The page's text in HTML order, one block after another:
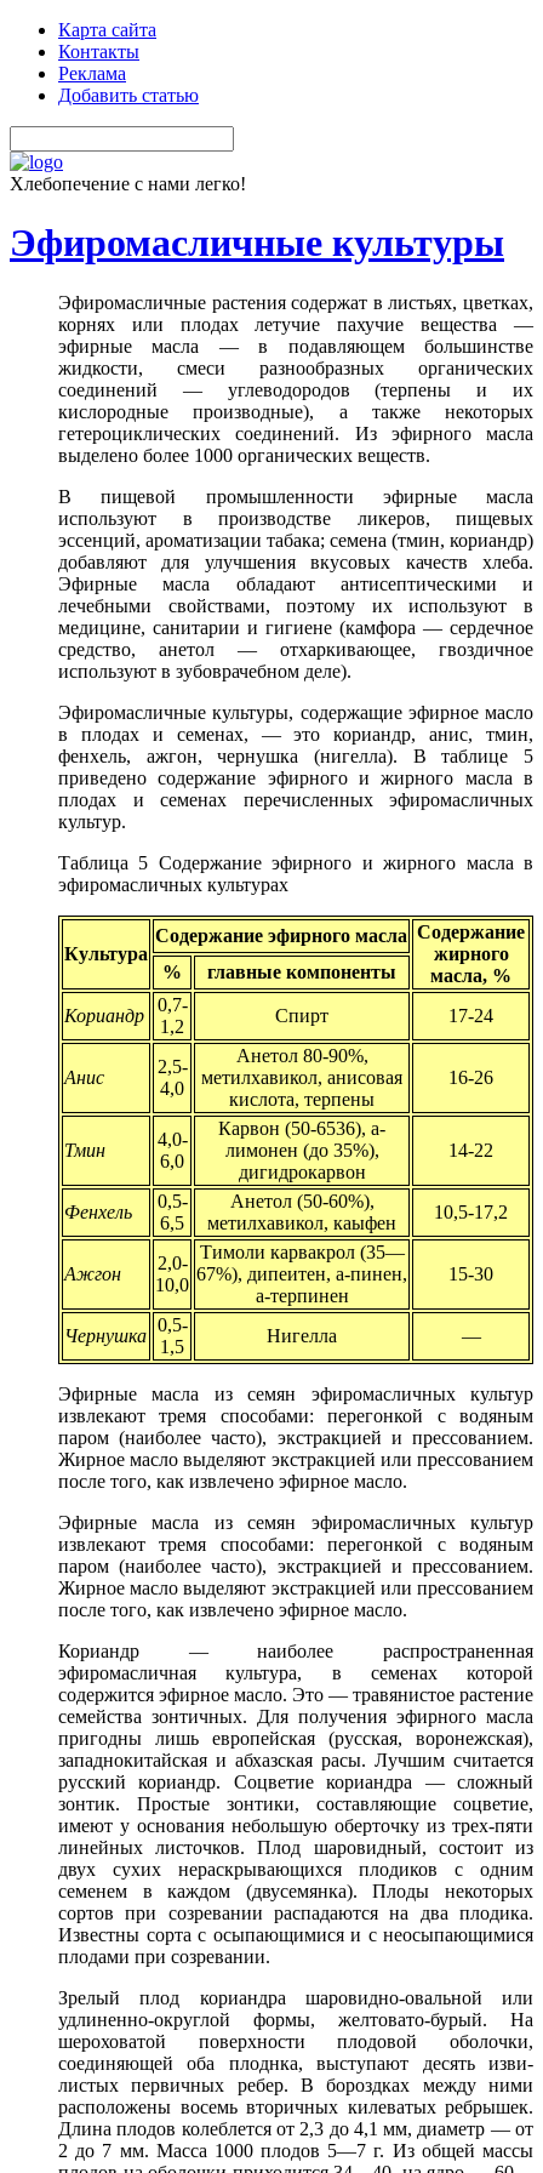
Карта сайта
Контакты
Реклама
Добавить статью
Хлебопечение с нами легко!
Эфиромасличные культуры
Эфиромасличные растения содержат в листьях, цветках,
корнях или плодах летучие пахучие вещества —
эфирные масла — в подавляющем большинстве
жидкости, смеси разнообразных органических
соединений — углеводородов (терпены и их
кислородные производные), а также некоторых
гетероциклических соединений. Из эфирного масла
выделено более 1000 органических веществ.
В пищевой промышленности эфирные масла
используют в производстве ликеров, пищевых
эссенций, ароматизации табака; семена (тмин, кориандр)
добавляют для улучшения вкусовых качеств хлеба.
Эфирные масла обладают антисептическими и
лечебными свойствами, поэтому их используют в
медицине, санитарии и гигиене (камфора — сердечное
средство, анетол — отхаркивающее, гвоздичное
используют в зубоврачебном деле).
Эфиромасличные культуры, содержащие эфирное масло
в плодах и семенах, — это кориандр, анис, тмин,
фенхель, ажгон, чернушка (нигелла). В таблице 5
приведено содержание эфирного и жирного масла в
плодах и семенах перечисленных эфиромасличных
культур.
Таблица 5 Содержание эфирного и жирного масла в
эфиромасличных культурах
Культура
Содержание эфирного масла Содержание
жирного
масла, %
% главные компоненты
Кориандр
0,7-
1,2
Спирт 17-24
Анис
2,5-
4,0
Анетол 80-90%,
метилхавикол, анисовая
кислота, терпены
16-26
Тмин
4,0-
6,0
Карвон (50-6536), а-
лимонен (до 35%),
дигидрокарвон
14-22
Фенхель
0,5-
6,5
Анетол (50-60%),
метилхавикол, каыфен
10,5-17,2
Ажгон
2,0-
10,0
Тимоли карвакрол (35—
67%), дипеитен, а-пинен,
а-терпинен
15-30
Чернушка
0,5-
1,5
Нигелла —
Эфирные масла из семян эфиромасличных культур
извлекают тремя способами: перегонкой с водяным
паром (наиболее часто), экстракцией и прессованием.
Жирное масло выделяют экстракцией или прессованием
после того, как извлечено эфирное масло.
Эфирные масла из семян эфиромасличных культур
извлекают тремя способами: перегонкой с водяным
паром (наиболее часто), экстракцией и прессованием.
Жирное масло выделяют экстракцией или прессованием
после того, как извлечено эфирное масло.
Кориандр — наиболее распространенная
эфиромасличная культура, в семенах которой
содержится эфирное масло. Это — травянистое растение
семейства зонтичных. Для получения эфирного масла
при­годны лишь европейская (русская, воронежская),
западнокитайская и абхазская расы. Лучшим считается
русский кориандр. Соцветие кориандра — сложный
зонтик. Простые зонтики, составляющие соцветие,
имеют у основания небольшую оберточку из трех-пяти
линейных листочков. Плод шаровидный, состоит из
двух сухих нераскрывающихся плодиков с одним
семенем в каждом (двусемянка). Плоды некоторых
сортов при созревании распадаются на два плодика.
Известны сорта с осыпающимися и с неосыпающимися
плодами при созревании.
Зрелый плод кориандра шаровидно-овальной или
удлиненно-округлой формы, желтовато-бурый. На
шероховатой поверхности плодовой оболочки,
соединяющей оба плоднка, выступают десять изви­
листых первичных ребер. В бороздках между ними
расположены восемь вторичных килеватых ребрышек.
Длина плодов колеблется от 2,3 до 4,1 мм, диаметр — от
2 до 7 мм. Масса 1000 плодов 5—7 г. Из общей массы